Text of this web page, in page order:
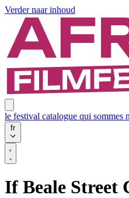
Verder naar inhoud
le festival catalogue qui sommes
fr
If Beale Street